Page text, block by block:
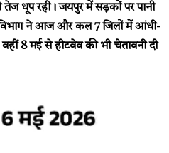
धूप रही। जयपुर में सड़कों पर पानी
विभाग ने आज और कल 7 जिलों में आंधी-
वहीं 8 मई से हीटवेव की भी चेतावनी दी